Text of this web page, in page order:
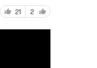
21 2